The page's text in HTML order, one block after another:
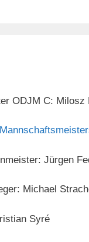
ODJM C: Milosz
Jürgen
Michael
Syré